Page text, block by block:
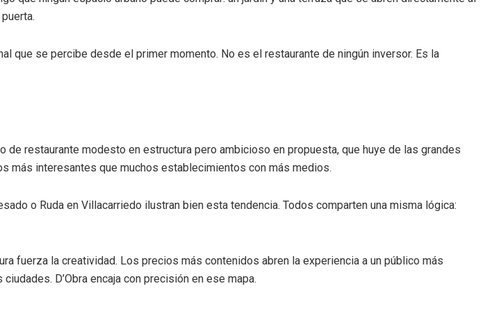
que se percibe desde el primer momento. No es el restaurante de ningún inversor. Es la
de restaurante modesto en estructura pero ambicioso en propuesta, que huye de las grandes
más interesantes que muchos establecimientos con más medios.
o Ruda en Villacarriedo ilustran bien esta tendencia. Todos comparten una misma lógica:
fuerza la creatividad. Los precios más contenidos abren la experiencia a un público más
D’Obra encaja con precisión en ese mapa.